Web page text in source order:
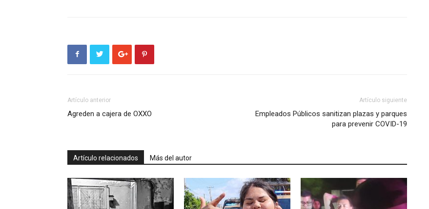
Artículo anterior
Agreden a cajera de OXXO
Artículo siguiente
Empleados Públicos sanitizan plazas y parques
para prevenir COVID-19
Artículo relacionados Más del autor